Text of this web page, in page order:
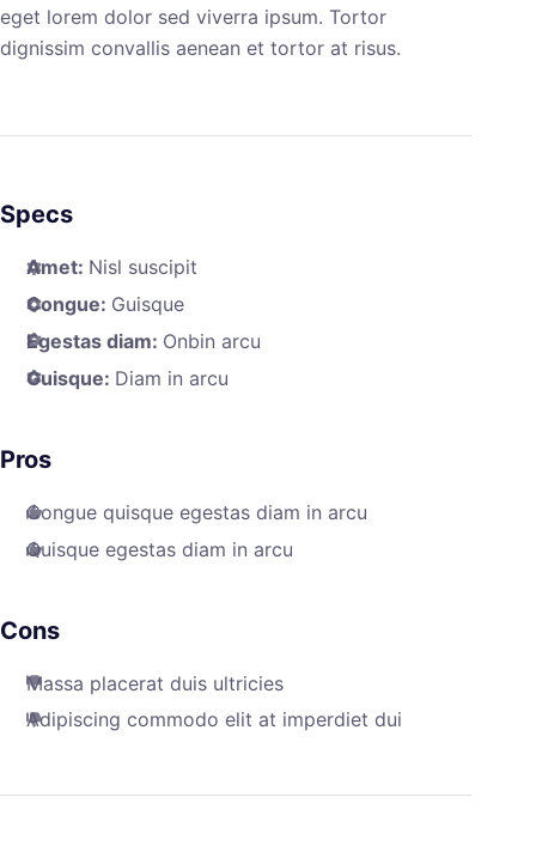
eget lorem dolor sed viverra ipsum. Tortor
dignissim convallis aenean et tortor at risus.
Specs
Amet: Nisl suscipit
Congue: Guisque
Egestas diam: Onbin arcu
Guisque: Diam in arcu
Pros
Congue quisque egestas diam in arcu
Quisque egestas diam in arcu
Cons
Massa placerat duis ultricies
Adipiscing commodo elit at imperdiet dui